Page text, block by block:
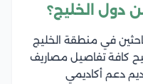
دول الخليج؟
في منطقة الخليج
كافة تفاصيل مصاريف
دعم أكاديمي